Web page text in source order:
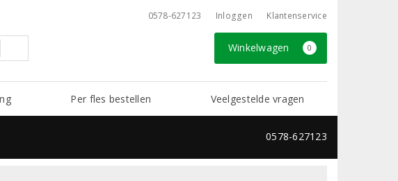
0578-627123 Inloggen Klantenservice
Winkelwagen 0
Per fles bestellen Veelgestelde vragen
0578-627123